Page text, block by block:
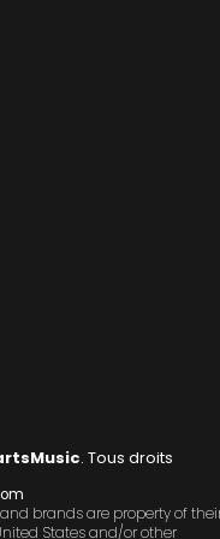
. Tous droits
brands are property of
States and/or other